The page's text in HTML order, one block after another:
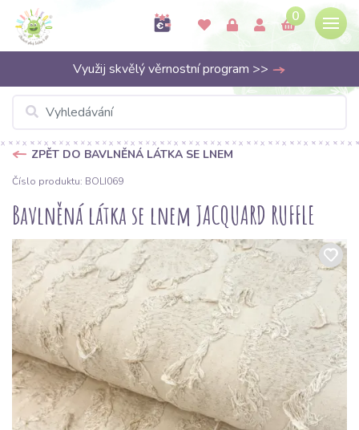
0
Využij skvělý věrnostní program >>
ZPĚT DO BAVLNĚNÁ LÁTKA SE LNEM
Číslo produktu: BOLI069
Bavlněná látka se lnem JACQUARD RUFFLE